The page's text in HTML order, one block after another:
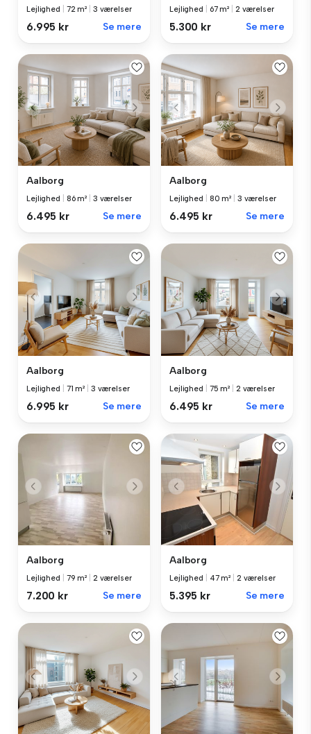
Lejlighed 72 m² 3 værelser
6.995 kr Se mere
Lejlighed 67 m² 2 værelser
5.300 kr Se mere
Aalborg
Lejlighed 86 m² 3 værelser
6.495 kr Se mere
Aalborg
Lejlighed 80 m² 3 værelser
6.495 kr Se mere
Aalborg
Lejlighed 71 m² 3 værelser
6.995 kr Se mere
Aalborg
Lejlighed 75 m² 2 værelser
6.495 kr Se mere
Aalborg
Lejlighed 79 m² 2 værelser
7.200 kr Se mere
Aalborg
Lejlighed 47 m² 2 værelser
5.395 kr Se mere